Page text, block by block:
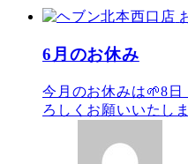
6月のお休み
今月のお休みは🌱8日
ろしくお願いいたしま